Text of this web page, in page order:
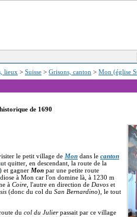
lieux > Suisse > Grisons, canton > Mon (église
de 1690
le petit village de Mon dans le canton
quitter, en descendant, la route de la
) et gagner Mon par une petite route
à Mon car l'on domine là, à 1230 m
à Coire , l'autre en direction de Davos et
(donc du col du San Bernardino), le tout
du col du Julierpassait par ce village